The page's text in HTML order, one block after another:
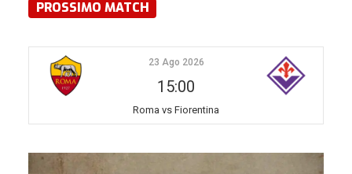
PROSSIMO MATCH
23 Ago 2026
15:00
Roma vs Fiorentina